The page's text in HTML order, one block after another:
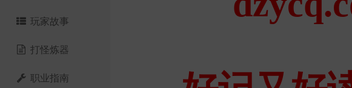
玩家故事
打怪炼器
职业指南